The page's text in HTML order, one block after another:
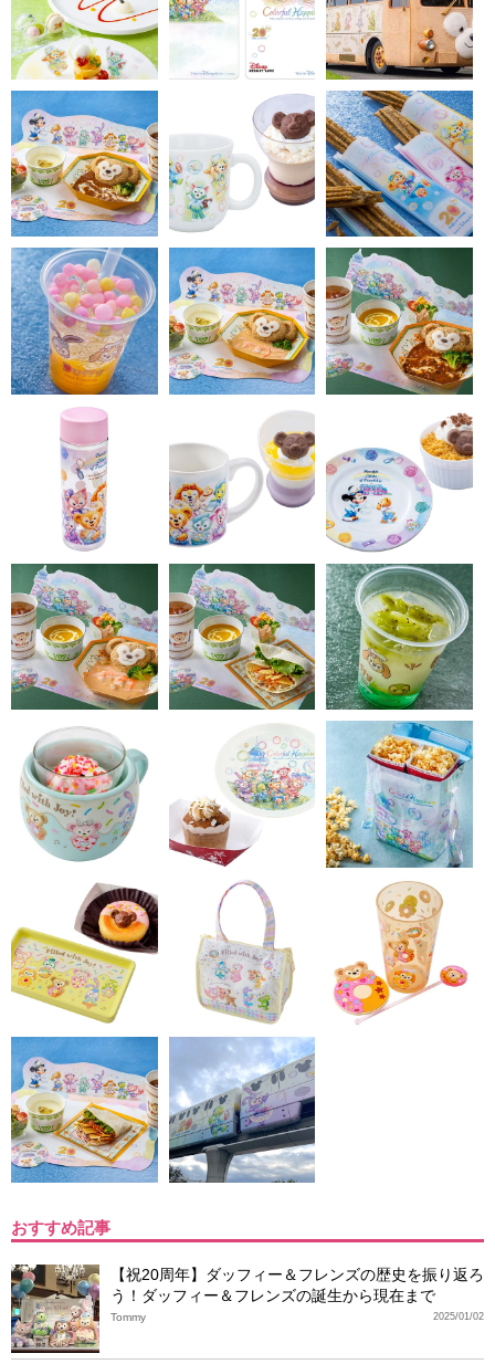
おすすめ記事
【祝20周年】ダッフィー＆フレンズの歴史を振り返ろ
う！ダッフィー＆フレンズの誕生から現在まで
2025/01/02
Tommy